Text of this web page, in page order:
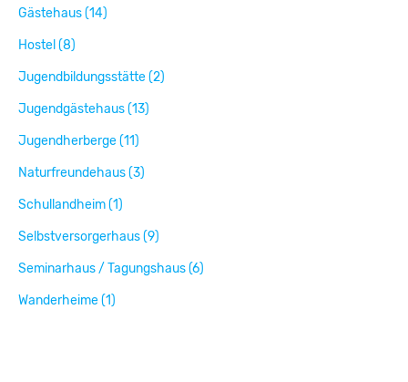
Gästehaus (14)
Hostel (8)
Jugendbildungsstätte (2)
Jugendgästehaus (13)
Jugendherberge (11)
Naturfreundehaus (3)
Schullandheim (1)
Selbstversorgerhaus (9)
Seminarhaus / Tagungshaus (6)
Wanderheime (1)